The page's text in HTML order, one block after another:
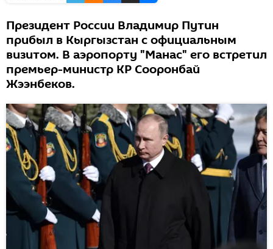
Президент России Владимир Путин
прибыл в Кыргызстан с официальным
визитом. В аэропорту "Манас" его встретил
премьер-министр КР Сооронбай
Жээнбеков.